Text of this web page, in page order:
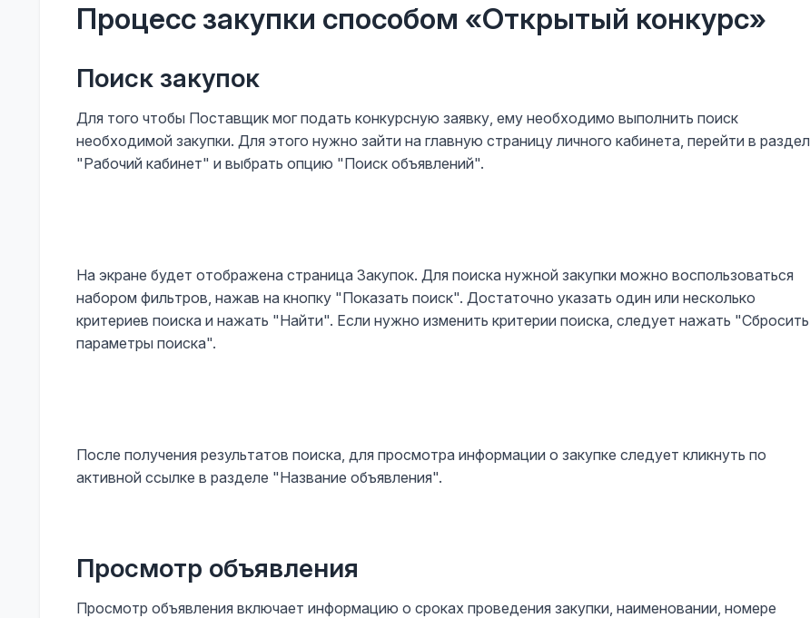
Процесс закупки способом «Открытый конкурс»
Поиск закупок
Для того чтобы Поставщик мог подать конкурсную заявку, ему необходимо выполнить поиск
необходимой закупки. Для этого нужно зайти на главную страницу личного кабинета, перейти в раздел
"Рабочий кабинет" и выбрать опцию "Поиск объявлений".
На экране будет отображена страница Закупок. Для поиска нужной закупки можно воспользоваться
набором фильтров, нажав на кнопку "Показать поиск". Достаточно указать один или несколько
критериев поиска и нажать "Найти". Если нужно изменить критерии поиска, следует нажать "Сбросить
параметры поиска".
После получения результатов поиска, для просмотра информации о закупке следует кликнуть по
активной ссылке в разделе "Название объявления".
Просмотр объявления
Просмотр объявления включает информацию о сроках проведения закупки, наименовании, номере